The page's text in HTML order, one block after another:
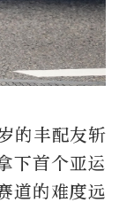
的丰配友斩
下首个亚运
道的难度远